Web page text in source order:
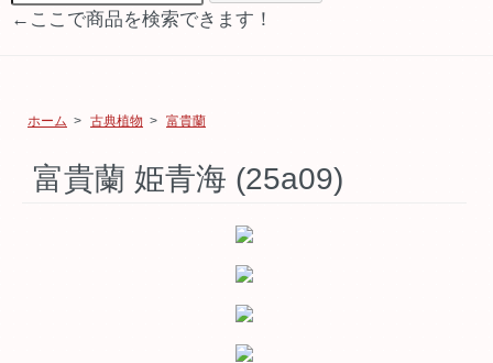
←ここで商品を検索できます！
ホーム > 古典植物 > 富貴蘭
富貴蘭 姫青海 (25a09)